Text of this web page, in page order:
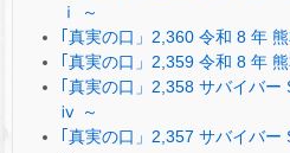
ⅰ ～
｢真実の口」2,360 令和 8 年
｢真実の口」2,359 令和 8 年
｢真実の口」2,358 サバイバ
ⅳ ～
｢真実の口」2,357 サバイバ